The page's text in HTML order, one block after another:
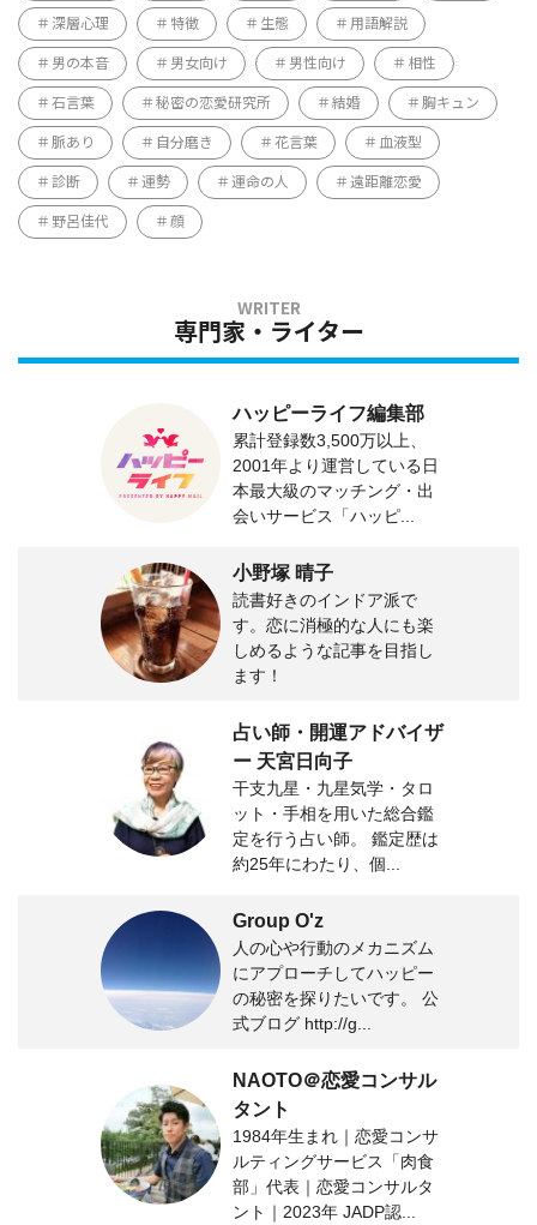
深層心理 特徴 生態 用語解説
男の本音 男女向け 男性向け 相性
石言葉 秘密の恋愛研究所 結婚 胸キュン
脈あり 自分磨き 花言葉 血液型
診断 運勢 運命の人 遠距離恋愛
野呂佳代 顔
専門家・ライター
ハッピーライフ編集部
累計登録数3,500万以上、
2001年より運営している日
本最大級のマッチング・出
会いサービス「ハッピ...
小野塚 晴子
読書好きのインドア派で
す。恋に消極的な人にも楽
しめるような記事を目指し
ます！
占い師・開運アドバイザ
ー 天宮日向子
干支九星・九星気学・タロ
ット・手相を用いた総合鑑
定を行う占い師。 鑑定歴は
約25年にわたり、個...
Group O'z
人の心や行動のメカニズム
にアプローチしてハッピー
の秘密を探りたいです。 公
式ブログ http://g...
NAOTO＠恋愛コンサル
タント
1984年生まれ｜恋愛コンサ
ルティングサービス「肉食
部」代表｜恋愛コンサルタ
ント｜2023年 JADP認...